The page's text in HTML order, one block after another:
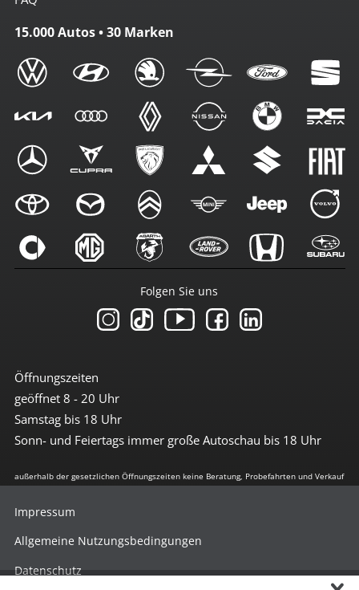
15.000 Autos • 30 Marken
Öffnungszeiten
geöffnet 8 - 20 Uhr
Samstag bis 18 Uhr
Sonn- und Feiertags immer große Autoschau bis 18 Uhr
Folgen Sie uns
außerhalb der gesetzlichen Öffnungszeiten keine Beratung, Probefahrten und Verkauf
Impressum
Allgemeine Nutzungsbedingungen
Datenschutz